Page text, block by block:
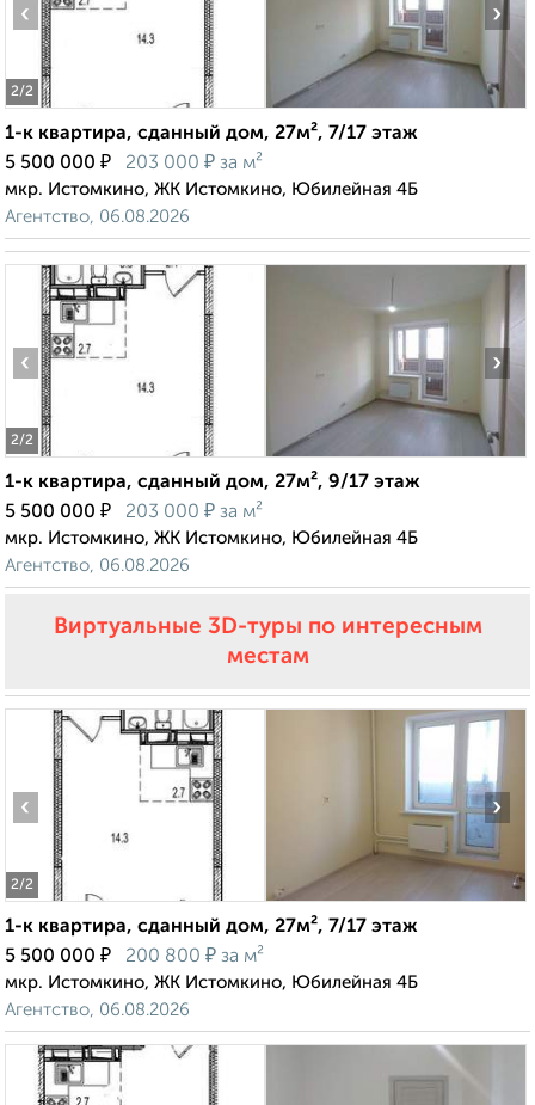
2/2
‹ ›
1-к квартира, сданный дом, 27м², 7/17 этаж
5 500 000 ₽ 203 000 ₽ за м²
мкр. Истомкино, ЖК Истомкино, Юбилейная 4Б
Агентство, 06.08.2026
2/2
‹ ›
1-к квартира, сданный дом, 27м², 9/17 этаж
5 500 000 ₽ 203 000 ₽ за м²
мкр. Истомкино, ЖК Истомкино, Юбилейная 4Б
Агентство, 06.08.2026
Виртуальные 3D-туры по интересным
местам
2/2
‹ ›
1-к квартира, сданный дом, 27м², 7/17 этаж
5 500 000 ₽ 200 800 ₽ за м²
мкр. Истомкино, ЖК Истомкино, Юбилейная 4Б
Агентство, 06.08.2026